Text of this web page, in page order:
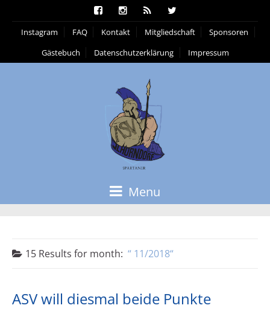
Instagram FAQ Kontakt Mitgliedschaft
Sponsoren
Gästebuch
Datenschutzerklärung Impressum
Menu
15 Results for month: 11/2018
ASV will diesmal beide Punkte